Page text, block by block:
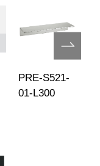
PRE-S521-
01-L300